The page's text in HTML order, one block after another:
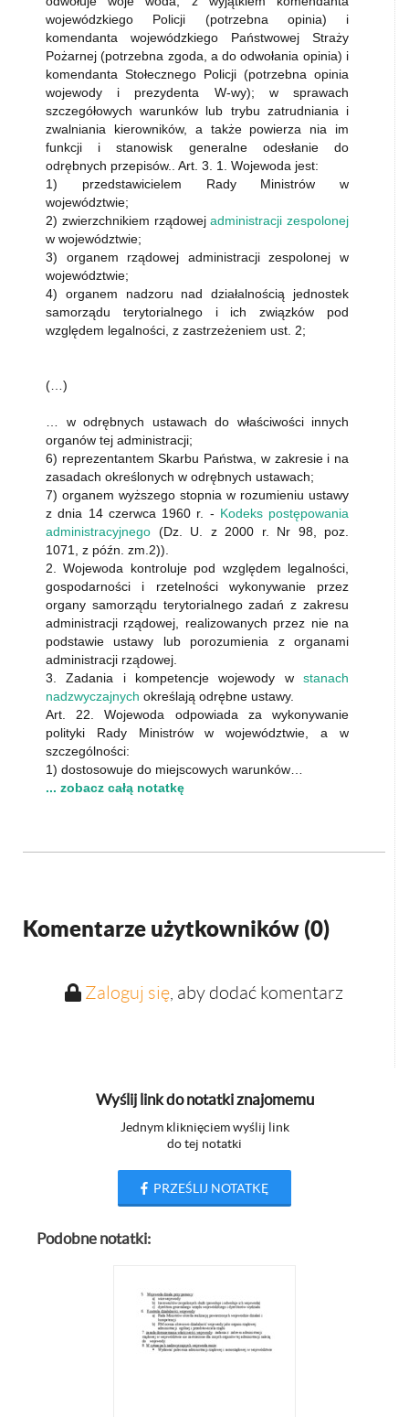
wojewódzkiego Policji (potrzebna opinia) i
komendanta wojewódzkiego Państwowej Straży
Pożarnej (potrzebna zgoda, a do odwołania opinia) i
komendanta Stołecznego Policji (potrzebna opinia
wojewody i prezydenta W-wy); w sprawach
szczegółowych warunków lub trybu zatrudniania i
zwalniania kierowników, a także powierza nia im
funkcji i stanowisk generalne odesłanie do
odrębnych przepisów.. Art. 3. 1. Wojewoda jest:
1) przedstawicielem Rady Ministrów w
województwie;
2) zwierzchnikiem rządowejadministracji zespolonej
w województwie;
3) organem rządowej administracji zespolonej w
województwie;
4) organem nadzoru nad działalnością jednostek
samorządu terytorialnego i ich związków pod
względem legalności, z zastrzeżeniem ust. 2;
(…)
… w odrębnych ustawach do właściwości innych
organów tej administracji;
6) reprezentantem Skarbu Państwa, w zakresie i na
zasadach określonych w odrębnych ustawach;
7) organem wyższego stopnia w rozumieniu ustawy
z dnia 14 czerwca 1960 r. - Kodeks postępowania
administracyjnego (Dz. U. z 2000 r. Nr 98, poz.
1071, z późn. zm.2)).
2. Wojewoda kontroluje pod względem legalności,
gospodarności i rzetelności wykonywanie przez
organy samorządu terytorialnego zadań z zakresu
administracji rządowej, realizowanych przez nie na
podstawie ustawy lub porozumienia z organami
administracji rządowej.
3. Zadania i kompetencje wojewody w stanach
nadzwyczajnych określają odrębne ustawy.
Art. 22. Wojewoda odpowiada za wykonywanie
polityki Rady Ministrów w województwie, a w
szczególności:
1) dostosowuje do miejscowych warunków…
... zobacz całą notatkę
Komentarze użytkowników (0)
Zaloguj się, aby dodać komentarz
Wyślij link do notatki znajomemu
Jednym kliknięciem wyślij link
do tej notatki
PRZEŚLIJ NOTATKĘ
Podobne notatki: